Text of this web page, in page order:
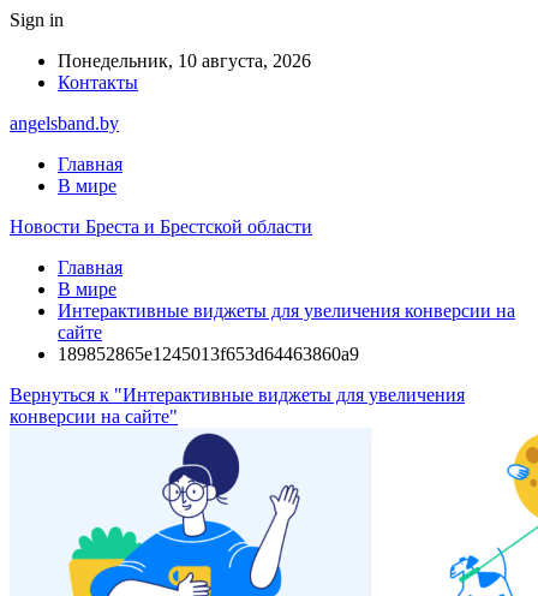
Sign in
Понедельник, 10 августа, 2026
Контакты
angelsband.by
Главная
В мире
Новости Бреста и Брестской области
Главная
В мире
Интерактивные виджеты для увеличения конверсии на
сайте
189852865e1245013f653d64463860a9
Вернуться к "Интерактивные виджеты для увеличения
конверсии на сайте"